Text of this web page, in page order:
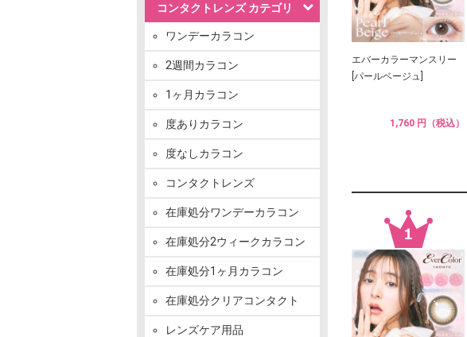
コンタクトレンズ カテゴリ
ワンデーカラコン
2週間カラコン
1ヶ月カラコン
度ありカラコン
度なしカラコン
コンタクトレンズ
在庫処分ワンデーカラコン
在庫処分2ウィークカラコン
在庫処分1ヶ月カラコン
在庫処分クリアコンタクト
レンズケア用品
エバーカラーマンスリー
[パールベージュ]
1,760 円（税込）